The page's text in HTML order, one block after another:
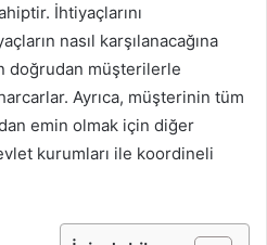
İhtiyaçlarını
nasıl karşılanacağına
doğrudan müşterilerle
Ayrıca, müşterinin tüm
emin olmak için diğer
kurumları ile koordineli